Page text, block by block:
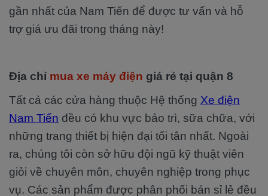
gần nhất của Nam Tiến để được tư vấn và hỗ
trợ giá ưu đãi trong tháng này!
Địa chỉ mua xe máy điện giá rẻ tại quận 8
Tất cả các cửa hàng thuộc Hệ thống Xe điện
Nam Tiến đều có khu vực bảo trì, sữa chữa, với
những trang thiết bị hiện đại tối tân nhất. Ngoài
ra, chúng tôi còn sở hữu đội ngũ kỹ thuật viên
giỏi về chuyên môn, chuyên nghiệp trong phục
vụ. Các sản phẩm được phân phối bán sỉ lẻ đều